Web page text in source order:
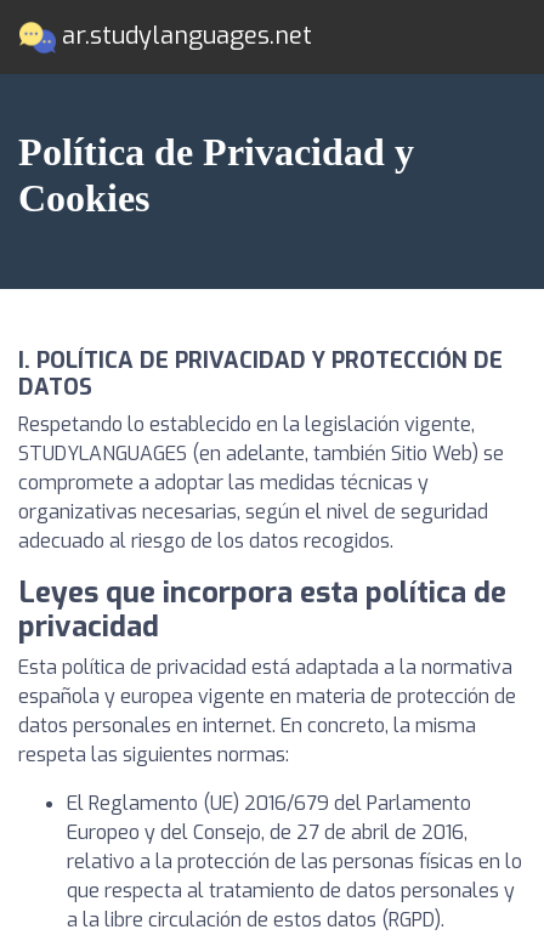
ar.studylanguages.net
Política de Privacidad y
Cookies
I. POLÍTICA DE PRIVACIDAD Y PROTECCIÓN DE
DATOS
Respetando lo establecido en la legislación vigente,
STUDYLANGUAGES (en adelante, también Sitio Web) se
compromete a adoptar las medidas técnicas y
organizativas necesarias, según el nivel de seguridad
adecuado al riesgo de los datos recogidos.
Leyes que incorpora esta política de
privacidad
Esta política de privacidad está adaptada a la normativa
española y europea vigente en materia de protección de
datos personales en internet. En concreto, la misma
respeta las siguientes normas:
El Reglamento (UE) 2016/679 del Parlamento
Europeo y del Consejo, de 27 de abril de 2016,
relativo a la protección de las personas físicas en lo
que respecta al tratamiento de datos personales y
a la libre circulación de estos datos (RGPD).